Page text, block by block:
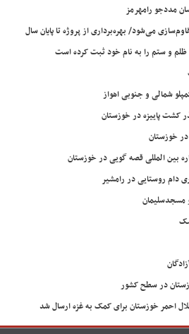
می‌شود/ بهره‌برداری از پروژه تا پایان سال
ظلم و ستم را به نام خود ثبت کرده است
شمالی و جنوبی اهواز
بین المللی قصه گویی در خوزستان
دام روستایی در رامشیر
مسجدسلیمان
در سطح کشور
احمر خوزستان برای کمک به غزه ارسال شد